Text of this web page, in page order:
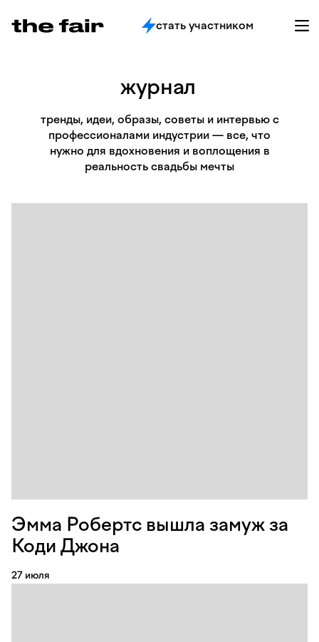
стать участником
журнал
тренды, идеи, образы, советы и интервью с
профессионалами индустрии — все, что
нужно для вдохновения и воплощения в
реальность свадьбы мечты
Эмма Робертс вышла замуж за
Коди Джона
27 июля